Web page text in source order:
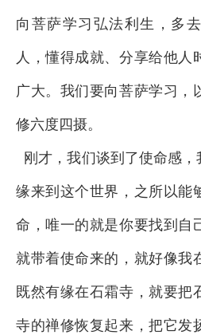
向菩萨学习弘法利生，多
人，懂得成就、分享给他人
广大。我们要向菩萨学习，
修六度四摄。
刚才，我们谈到了使命感，
缘来到这个世界，之所以能
命，唯一的就是你要找到自
就带着使命来的，就好像我
既然有缘在石霜寺，就要把
寺的禅修恢复起来，把它发